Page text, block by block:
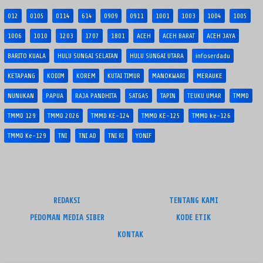
012 0105 0114 614 0909 0911 1001 1003 1004 1005
1006 1010 1203 1707 1801 ACEH ACEH BARAT ACEH JAYA
BARITO KUALA HULU SUNGAI SELATAN HULU SUNGAI UTARA infoserdadu
KETAPANG KODIM KOREM KUTAI TIMUR MANOKWARI MERAUKE
NUNUKAN PAPUA RAJA PANDHITA SATGAS TAPIN TEUKU UMAR TMMD
TMMD 129 TMMD 2026 TMMD KE-124 TMMD KE-125 TMMD ke-126
TMMD Ke-129 TNI TNI AD TNI RI YONIF
REDAKSI
TENTANG KAMI
PEDOMAN MEDIA SIBER
KODE ETIK
KONTAK